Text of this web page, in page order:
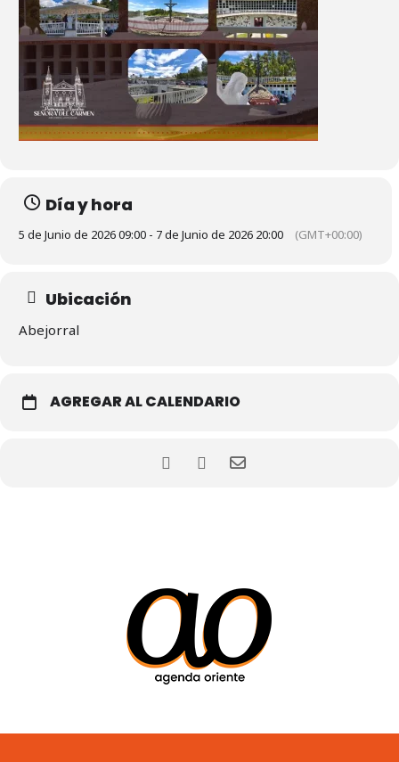
Día y hora
5 de Junio de 2026 09:00 - 7 de Junio de 2026 20:00 (GMT+00:00)
Ubicación
Abejorral
AGREGAR AL CALENDARIO